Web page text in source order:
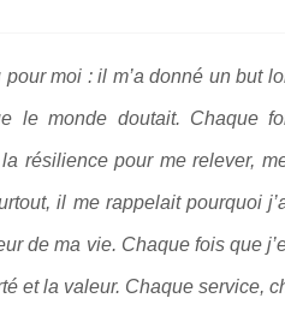
moi : il m’a donné un but
le monde doutait. Chaque
résilience pour me relever,
il me rappelait pourquoi
de ma vie. Chaque fois que
et la valeur. Chaque